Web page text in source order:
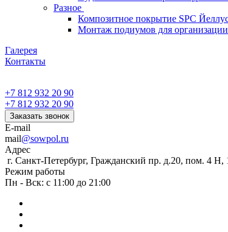
Разное
Композитное покрытие SPC
Монтаж подиумов для организации
Галерея
Контакты
+7 812 932 20 90
+7 812 932 20 90
Заказать звонок
E-mail
mail@sowpol.ru
Адрес
г. Санкт-Петербург, Гражданский пр. д.20, пом. 4
Режим работы
Пн - Вск: с 11:00 до 21:00